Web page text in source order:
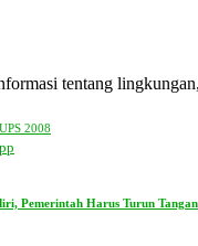
tentang
2008
Pemerintah Harus Turun Tangan